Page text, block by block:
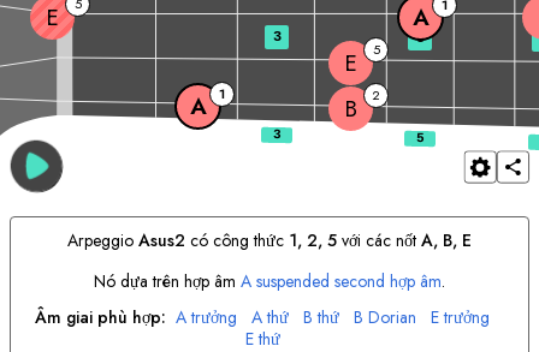
A 1 B 2
E 5
E A 1
3 5
Arpeggio Asus2 có công thức 1, 2, 5 với các nốt A, B, E
Nó dựa trên hợp âm A suspended second hợp âm.
Âm giai phù hợp: A trưởng A thứ B thứ B Dorian E trưởng
E thứ